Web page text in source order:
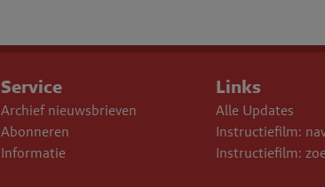
Service
Archief nieuwsbrieven
Abonneren
Informatie
Links
Alle Updates
Instructiefilm:
Instructiefilm: